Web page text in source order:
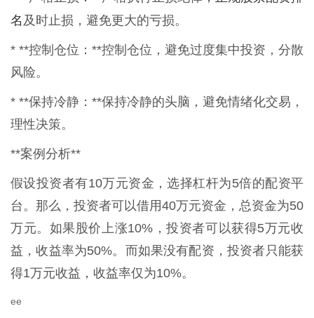
名 及时止损，避免更大的亏损。
* **控制仓位：**控制仓位，避免过度集中投资，分散
风险。
* **保持冷静：**保持冷静的头脑，避免情绪化交易，
理性决策。
**案例分析**
假设投资者有10万元资金，选择杠杆为5倍的配资平
台。那么，投资者可以借用40万元资金，总资金为50
万元。如果股价上涨10%，投资者可以获得5万元收
益，收益率为50%。而如果没有配资，投资者只能获
得1万元收益，收益率仅为10%。
ee